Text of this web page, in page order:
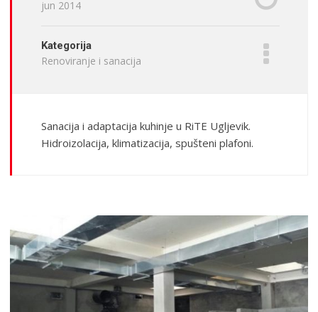
jun 2014
Kategorija
Renoviranje i sanacija
Sanacija i adaptacija kuhinje u RiTE Ugljevik.
Hidroizolacija, klimatizacija, spušteni plafoni.